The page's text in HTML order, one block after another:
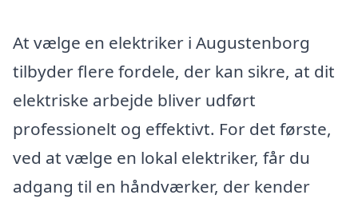
At vælge en elektriker i Augustenborg
tilbyder flere fordele, der kan sikre, at dit
elektriske arbejde bliver udført
professionelt og effektivt. For det første,
ved at vælge en lokal elektriker, får du
adgang til en håndværker, der kender